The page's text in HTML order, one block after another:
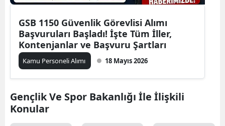
GSB 1150 Güvenlik Görevlisi Alımı
Başvuruları Başladı! İşte Tüm İller,
Kontenjanlar ve Başvuru Şartları
Kamu Personeli Alımı 18 Mayıs 2026
Gençlik Ve Spor Bakanlığı İle İlişkili
Konular